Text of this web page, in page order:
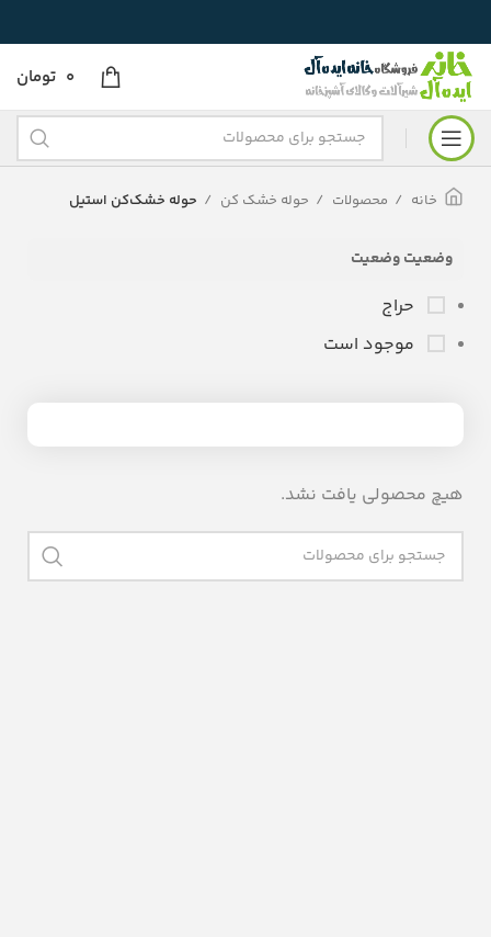
0 تومان
خانه محصولات حوله خشک کن حوله خشک‌کن استیل
وضعیت وضعیت
حراج
موجود است
هیچ محصولی یافت نشد.